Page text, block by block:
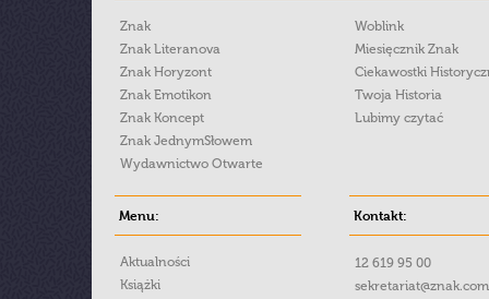
Znak
Znak Literanova
Znak Horyzont
Znak Emotikon
Znak Koncept
Znak JednymSłowem
Wydawnictwo Otwarte
Woblink
Miesięcznik Znak
Ciekawostki
Twoja Historia
Lubimy czytać
Menu:
Aktualności
Książki
Kontakt:
12 619 95 00